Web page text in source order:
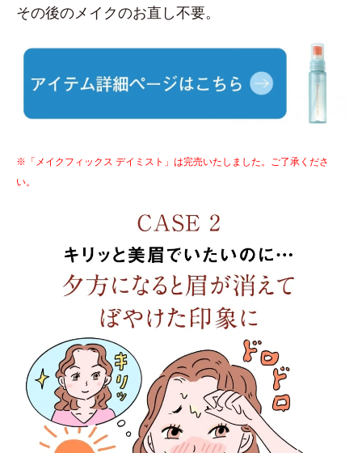
その後のメイクのお直し不要。
※「メイクフィックス デイミスト」は完売いたしました。ご了承くださ
い。